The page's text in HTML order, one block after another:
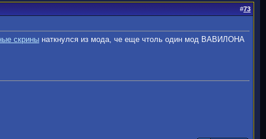
#73
скрины наткнулся из мода, че еще чтоль один мод ВАВИЛОНА